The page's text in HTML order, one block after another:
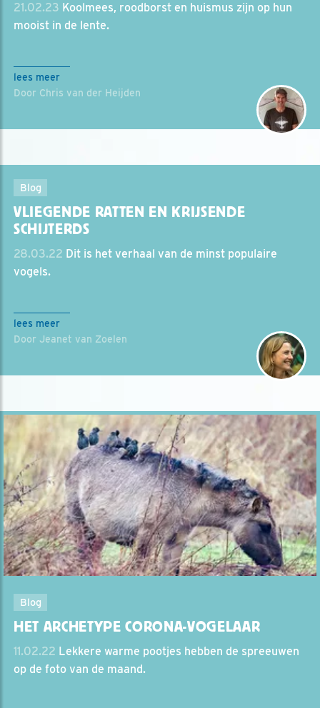
21.02.23 Koolmees, roodborst en huismus zijn op hun
mooist in de lente.
lees meer
Door Chris van der Heijden
Blog
VLIEGENDE RATTEN EN KRIJSENDE
SCHIJTERDS
28.03.22 Dit is het verhaal van de minst populaire
vogels.
lees meer
Door Jeanet van Zoelen
Blog
HET ARCHETYPE CORONA-VOGELAAR
11.02.22 Lekkere warme pootjes hebben de spreeuwen
op de foto van de maand.